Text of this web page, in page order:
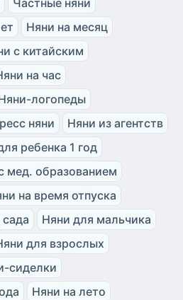
Частные няни
Няни на месяц
с китайским
на час
логопеды
няни
Няни из агентств
ребенка 1 год
мед. образованием
на время отпуска
Няни для мальчика
для взрослых
сиделки
Няни на лето